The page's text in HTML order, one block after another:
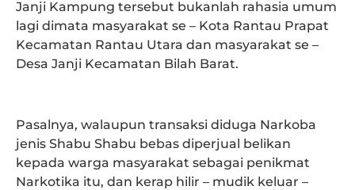
Janji Kampung tersebut bukanlah rahasia umum
lagi dimata masyarakat se – Kota Rantau Prapat
Kecamatan Rantau Utara dan masyarakat se –
Desa Janji Kecamatan Bilah Barat.
Pasalnya, walaupun transaksi diduga Narkoba
jenis Shabu Shabu bebas diperjual belikan
kepada warga masyarakat sebagai penikmat
Narkotika itu, dan kerap hilir – mudik keluar –